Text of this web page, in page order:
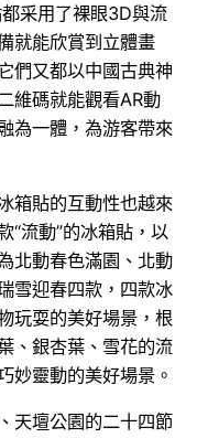
采用了裸眼3D與流
就能欣賞到立體畫
們又都以中國古典神
維碼就能觀看AR動
為一體，為游客帶來
箱貼的互動性也越來
“流動”的冰箱貼，以
北動春色滿園、北動
雪迎春四款，四款冰
玩耍的美好場景，根
、銀杏葉、雪花的流
妙靈動的美好場景。
天壇公園的二十四節